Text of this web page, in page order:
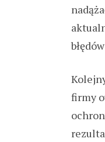
firmy